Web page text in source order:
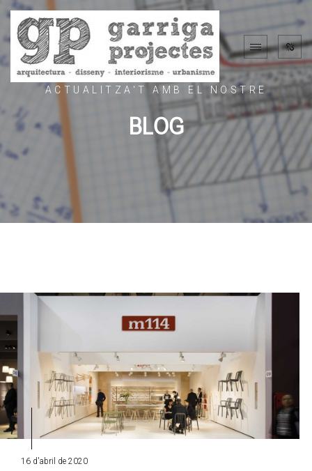
ACTUALITZA'T AMB EL NOSTRE
BLOG
16 d'abril de 2020